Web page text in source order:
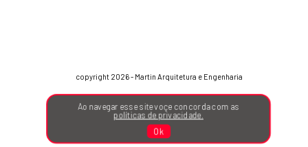
Ao navegar esse site voçe concorda com as
políticas de privacidade.
Ok
copyright 2026 - Martin Arquitetura e Engenharia